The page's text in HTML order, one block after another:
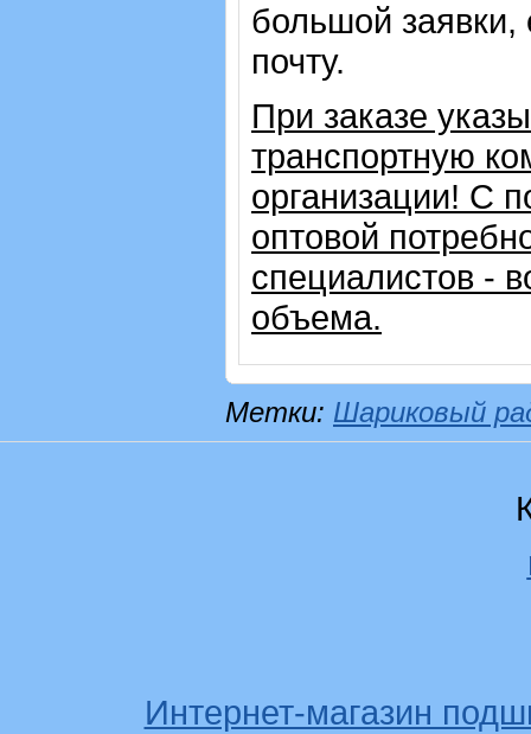
большой заявки,
почту.
При заказе
транспортную
организации! С
оптовой
специалистов -
объема.
Метки: Шариковый
Интернет-магазин